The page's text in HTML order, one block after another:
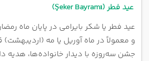
عید فطر (Şeker Bayramı)
عید فطر یا شکر بایرامی در پایان ماه
و معمولاً در ماه آوریل یا مه (اردیبهشت)
جشن سه‌روزه با دیدار خانواده‌ها، هدیه